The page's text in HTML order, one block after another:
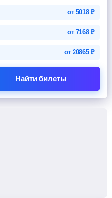
от 5018₽
от 7168₽
от 20865₽
Найти билеты